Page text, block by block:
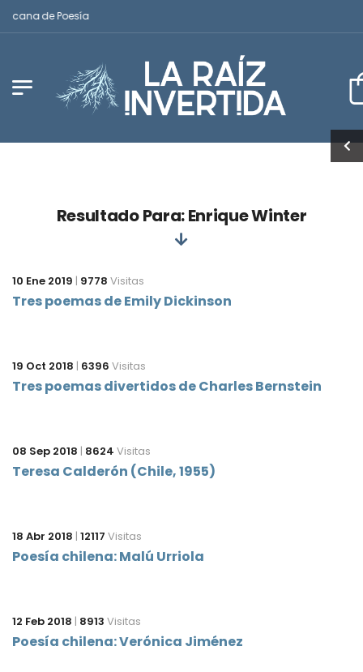
de Poesía
Resultado Para: Enrique Winter
10 Ene 2019 | 9778 Visitas
Tres poemas de Emily Dickinson
19 Oct 2018 | 6396 Visitas
Tres poemas divertidos de Charles Bernstein
08 Sep 2018 | 8624 Visitas
Teresa Calderón (Chile, 1955)
18 Abr 2018 | 12117 Visitas
Poesía chilena: Malú Urriola
12 Feb 2018 | 8913 Visitas
Poesía chilena: Verónica Jiménez